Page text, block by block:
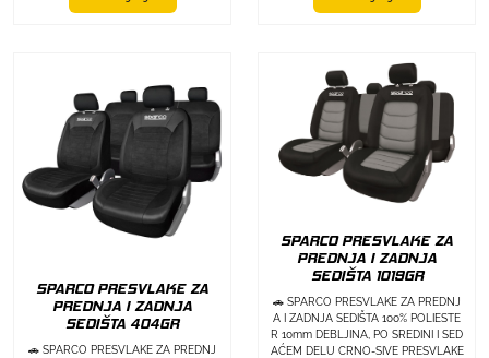
SPARCO PRESVLAKE ZA
PREDNJA I ZADNJA
SEDIŠTA 404GR
🚗 SPARCO PRESVLAKE ZA PREDNJ
SPARCO PRESVLAKE ZA
PREDNJA I ZADNJA
SEDIŠTA 1019GR
🚗 SPARCO PRESVLAKE ZA PREDNJ
A I ZADNJA SEDIŠTA 100% POLIESTE
R 10mm DEBLJINA, PO SREDINI I SED
AĆEM DELU CRNO-SIVE PRESVLAKE